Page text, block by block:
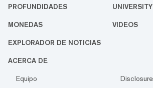
PROFUNDIDADES UNIVERSITY
MONEDAS VIDEOS
EXPLORADOR DE NOTICIAS
ACERCA DE
Equipo